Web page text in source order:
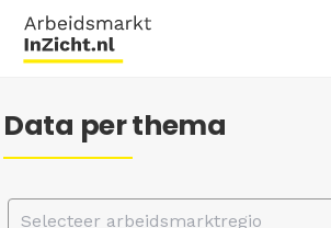
Data per thema
Selecteer arbeidsmarktregio